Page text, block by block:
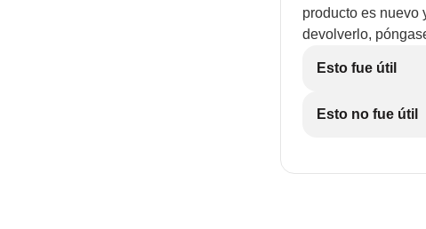
producto es nuevo
devolverlo,
Esto fue útil
Esto no fue útil